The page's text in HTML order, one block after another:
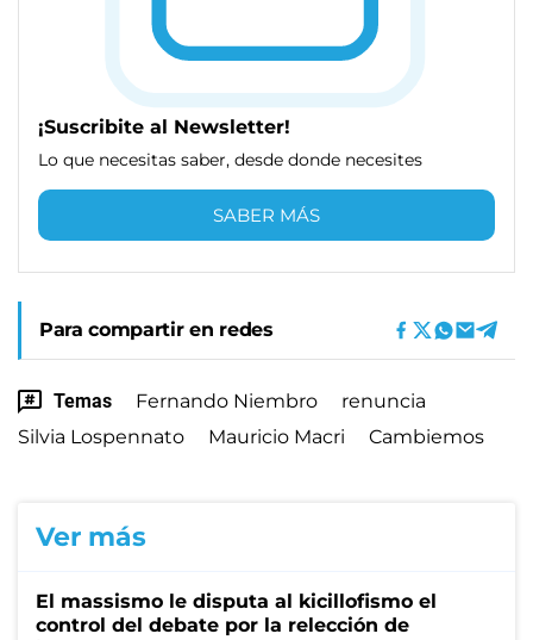
¡Suscribite al Newsletter!
Lo que necesitas saber, desde donde necesites
SABER MÁS
Para compartir en redes
Temas Fernando Niembro
renuncia
Silvia Lospennato
Mauricio Macri Cambiemos
Ver más
El massismo le disputa al kicillofismo el
control del debate por la relección de